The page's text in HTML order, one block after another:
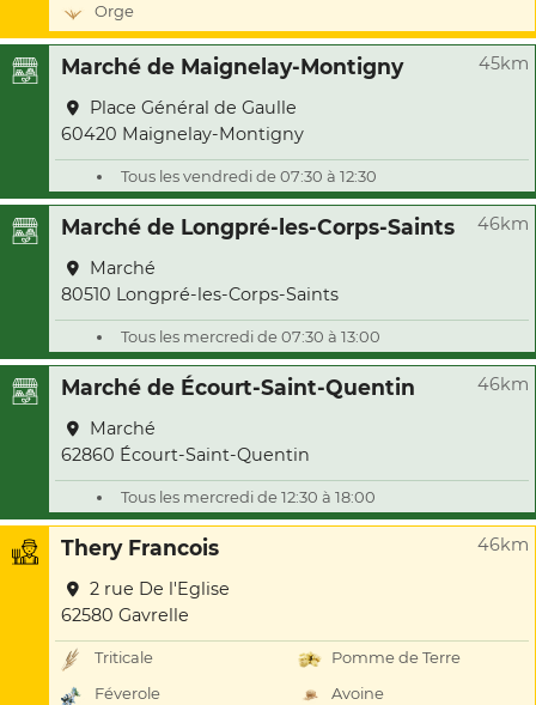
Orge
Marché de Maignelay-Montigny 45km
Place Général de Gaulle
60420 Maignelay-Montigny
Tous les vendredi de 07:30 à 12:30
Marché de Longpré-les-Corps-Saints 46km
Marché
80510 Longpré-les-Corps-Saints
Tous les mercredi de 07:30 à 13:00
Marché de Écourt-Saint-Quentin 46km
Marché
62860 Écourt-Saint-Quentin
Tous les mercredi de 12:30 à 18:00
Thery Francois 46km
2 rue De l'Eglise
62580 Gavrelle
Triticale
Pomme de Terre
Féverole
Avoine